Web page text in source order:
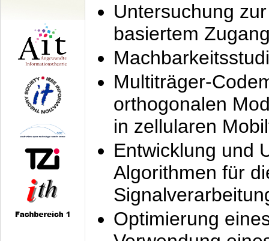
Untersuchung
basiertem
Multiträger-
orthogonalen
in zellularen
Entwicklung und
Algorithmen für
Optimierung